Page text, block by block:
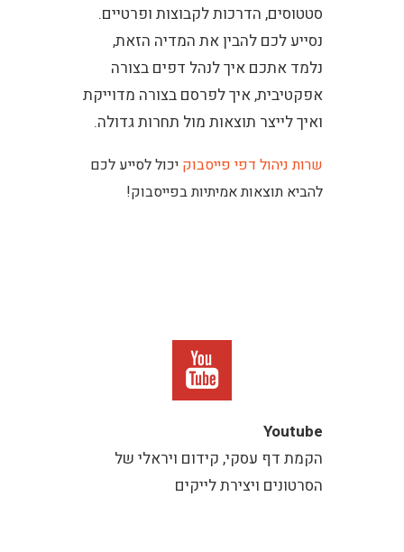
סטטוסים, הדרכות לקבוצות ופרטיים.
נסייע לכם להבין את המדיה הזאת,
נלמד אתכם איך לנהל דפים בצורה
אפקטיבית, איך לפרסם בצורה מדוייקת
ואיך לייצר תוצאות מול תחרות גדולה.
שרות ניהול דפי פייסבוק יכול לסייע לכם
להביא תוצאות אמיתיות בפייסבוק!
Youtube
הקמת דף עסקי, קידום ויראלי של
הסרטונים ויצירת לייקים